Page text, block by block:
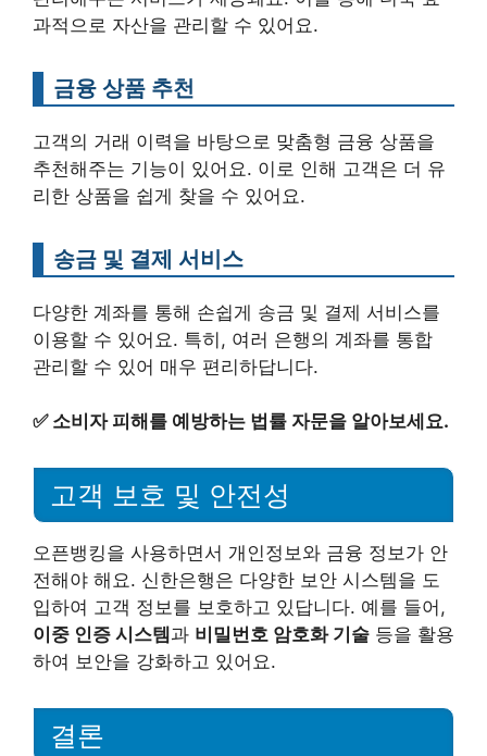
과적으로 자산을 관리할 수 있어요.
금융 상품 추천
고객의 거래 이력을 바탕으로 맞춤형 금융 상품을
추천해주는 기능이 있어요. 이로 인해 고객은 더 유
리한 상품을 쉽게 찾을 수 있어요.
송금 및 결제 서비스
다양한 계좌를 통해 손쉽게 송금 및 결제 서비스를
이용할 수 있어요. 특히, 여러 은행의 계좌를 통합
관리할 수 있어 매우 편리하답니다.
✅ 소비자 피해를 예방하는 법률 자문을 알아보세요.
고객 보호 및 안전성
오픈뱅킹을 사용하면서 개인정보와 금융 정보가 안
전해야 해요. 신한은행은 다양한 보안 시스템을 도
입하여 고객 정보를 보호하고 있답니다. 예를 들어,
이중 인증 시스템 과 비밀번호 암호화 기술 등을 활용
하여 보안을 강화하고 있어요.
결론